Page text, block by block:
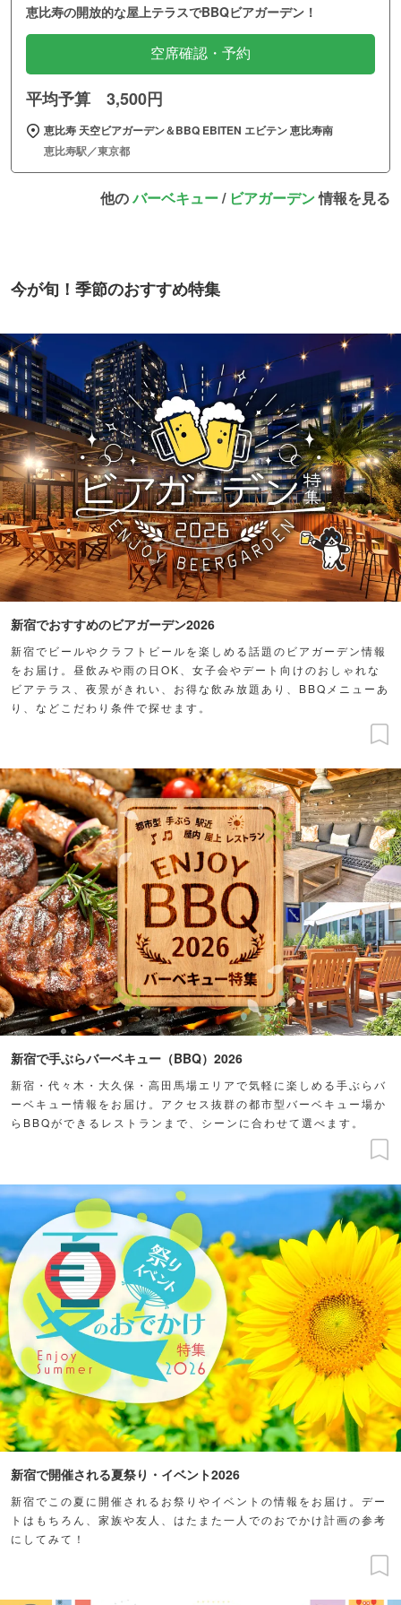
恵比寿の開放的な屋上テラスでBBQビアガーデン！
空席確認・予約
平均予算 3,500円
恵比寿 天空ビアガーデン＆BBQ EBITEN エビテン 恵比寿南
恵比寿駅／東京都
他のバーベキュー/ ビアガーデン情報を見る
今が旬！季節のおすすめ特集
新宿でおすすめのビアガーデン2026
新宿でビールやクラフトビールを楽しめる話題のビアガーデン情報
をお届け。昼飲みや雨の日OK、女子会やデート向けのおしゃれな
ビアテラス、夜景がきれい、お得な飲み放題あり、BBQメニューあ
り、などこだわり条件で探せます。
新宿で手ぶらバーベキュー（BBQ）2026
新宿・代々木・大久保・高田馬場エリアで気軽に楽しめる手ぶらバ
ーベキュー情報をお届け。アクセス抜群の都市型バーベキュー場か
らBBQができるレストランまで、シーンに合わせて選べます。
新宿で開催される夏祭り・イベント2026
新宿でこの夏に開催されるお祭りやイベントの情報をお届け。デー
トはもちろん、家族や友人、はたまた一人でのおでかけ計画の参考
にしてみて！